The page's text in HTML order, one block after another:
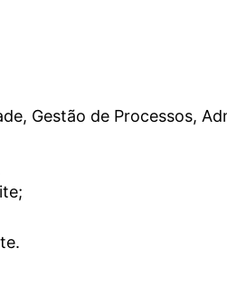
Gestão de Processos,